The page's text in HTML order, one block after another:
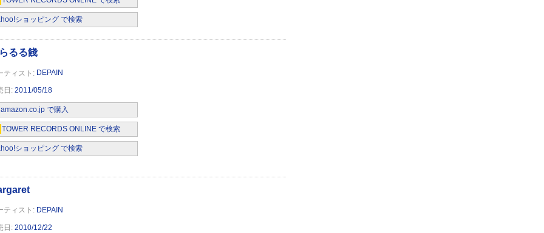
ショッピング で検索
DEPAIN
2011/05/18
amazon.co.jp で購入
TOWER RECORDS ONLINE で検索
ショッピング で検索
DEPAIN
2010/12/22